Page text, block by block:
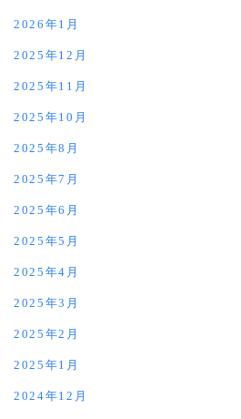
2026年1月
2025年12月
2025年11月
2025年10月
2025年8月
2025年7月
2025年6月
2025年5月
2025年4月
2025年3月
2025年2月
2025年1月
2024年12月